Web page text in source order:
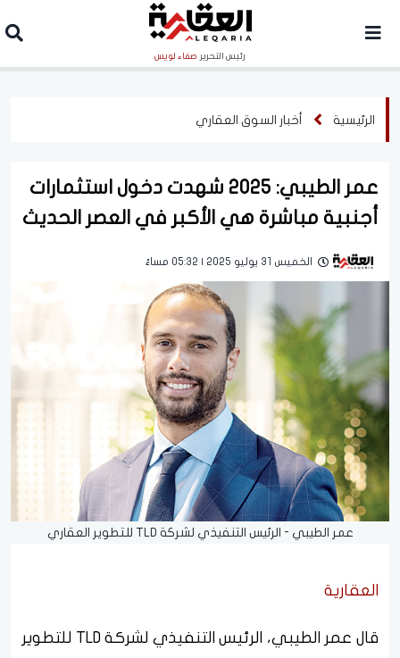
رئيس التحرير صفاء لويس
الرئيسية أخبار السوق العقاري
عمر الطيبي: 2025 شهدت دخول استثمارات
أجنبية مباشرة هي الأكبر في العصر الحديث
الخميس 31 يوليو 2025 | 05:32 مساءً
عمر الطيبي - الرئيس التنفيذي لشركة TLD للتطوير العقاري
العقارية
قال عمر الطيبي، الرئيس التنفيذي لشركة TLD للتطوير